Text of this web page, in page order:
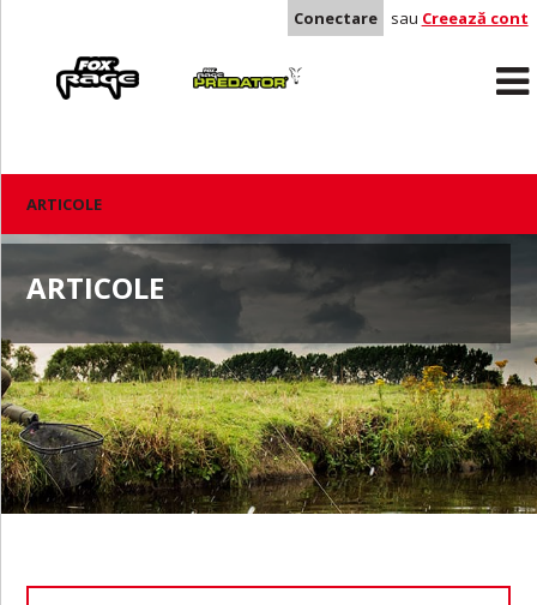
Conectare sau Creează cont
Predator
ARTICOLE
ARTICOLE